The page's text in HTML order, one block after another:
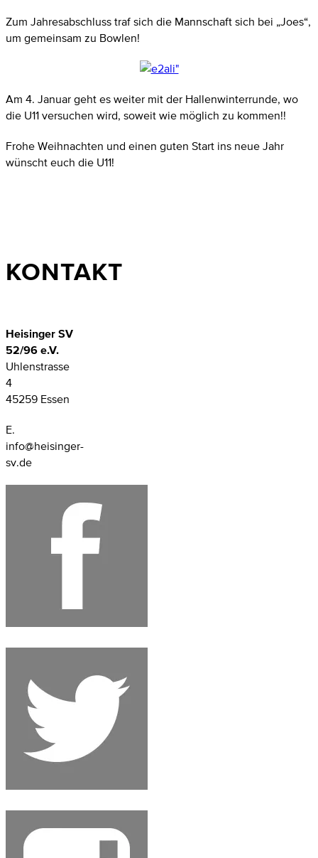
Zum Jahresabschluss traf sich die Mannschaft sich bei „Joes“,
um gemeinsam zu Bowlen!
Am 4. Januar geht es weiter mit der Hallenwinterrunde, wo
die U11 versuchen wird, soweit wie möglich zu kommen!!
Frohe Weihnachten und einen guten Start ins neue Jahr
wünscht euch die U11!
KONTAKT
Heisinger SV
52/96 e.V.
Uhlenstrasse
4
45259 Essen
E.
info@heisinger-
sv.de